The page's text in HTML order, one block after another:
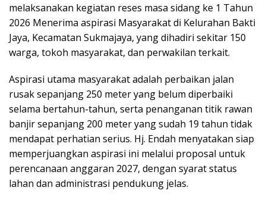
melaksanakan kegiatan reses masa sidang ke 1 Tahun
2026 Menerima aspirasi Masyarakat di Kelurahan Bakti
Jaya, Kecamatan Sukmajaya, yang dihadiri sekitar 150
warga, tokoh masyarakat, dan perwakilan terkait.
Aspirasi utama masyarakat adalah perbaikan jalan
rusak sepanjang 250 meter yang belum diperbaiki
selama bertahun-tahun, serta penanganan titik rawan
banjir sepanjang 200 meter yang sudah 19 tahun tidak
mendapat perhatian serius. Hj. Endah menyatakan siap
memperjuangkan aspirasi ini melalui proposal untuk
perencanaan anggaran 2027, dengan syarat status
lahan dan administrasi pendukung jelas.